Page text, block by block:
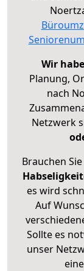
Wir
Planung,
nach
Netzwerk
Brauchen
es wird
Auf
Sollte es
unser